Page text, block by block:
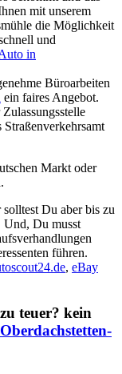
mit unserem
die Möglichkeit
und
in
Büroarbeiten
ein faires Angebot.
Straßenverkehrsamt
Markt oder
Du aber bis zu
Und, Du musst
führen.
, eBay
teuer? kein